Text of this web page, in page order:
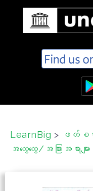
e
LearnBig > ဖတ်စရ
အထွေထွေ/အခြားအရာများ